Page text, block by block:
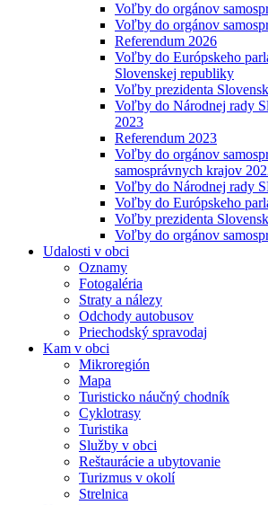
Voľby do orgánov
Voľby do orgánov
Referendum 2026
Voľby do Európskeho
Slovenskej republiky
Voľby prezidenta
Voľby do Národnej rady
2023
Referendum 2023
Voľby do orgánov
samosprávnych krajov
Voľby do Národnej rady
Voľby do Európskeho
Voľby prezidenta
Voľby do orgánov
Udalosti v obci
Oznamy
Fotogaléria
Straty a nálezy
Odchody autobusov
Priechodský spravodaj
Kam v obci
Mikroregión
Mapa
Turisticko náučný chodník
Cyklotrasy
Turistika
Služby v obci
Reštaurácie a ubytovanie
Turizmus v okolí
Strelnica